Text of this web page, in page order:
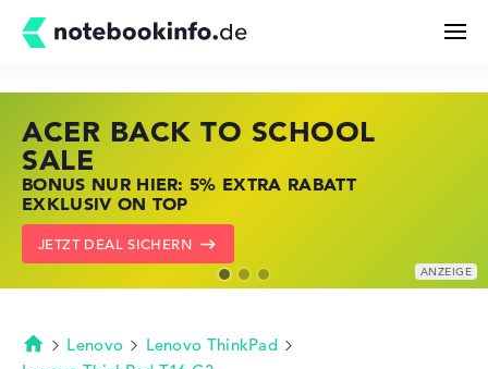
Kaufberatung
Technik & Wissen
ACER BACK TO SCHOOL
SALE
BONUS NUR HIER: 5% EXTRA RABATT
EXKLUSIV ON TOP
JETZT DEAL SICHERN
HP STORE SSV DEALS
JETZT ZUGREIFEN: NOTEBOOKS BEI HP
KRÄFTIG REDUZIERT
ZU DEN HP ANGEBOTEN
LENOVO LAPTOP DEALS
NOTEBOOKS BEI LENOVO JETZT
KRÄFTIG REDUZIERT
LENOVO DEALS ZEIGEN
Startseite
Lenovo
Lenovo ThinkPad